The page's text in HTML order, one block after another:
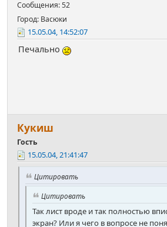
Сообщения: 52
Город: Васюки
15.05.04, 14:52:07
Печально
Кукиш
Гость
15.05.04, 21:41:47
Цитировать
Цитировать
Так лист вроде и так полностью
экран? Или я чего в вопросе не